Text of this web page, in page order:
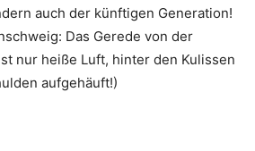
auch der künftigen Generation!
Das Gerede von der
nur heiße Luft, hinter den Kulissen
aufgehäuft!)